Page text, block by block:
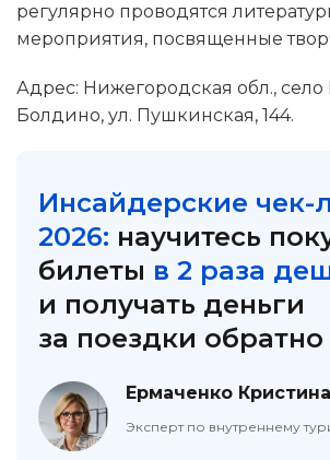
регулярно проводятся
мероприятия, посвященные
Адрес: Нижегородская обл.,
Болдино, ул. Пушкинская, 144.
Инсайдерские чек-
2026: научитесь
билеты в 2 раза
и получать деньги
за поездки обратно
Ермаченко Кристина
Эксперт по внутреннему